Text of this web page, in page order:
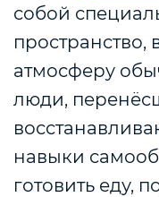
собой
атмосферу
люди,
навыки
готовить еду,